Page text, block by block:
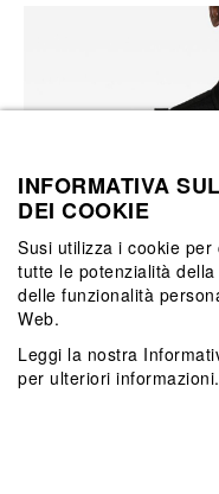
INFORMATIVA
DEI COOKIE
Susi utilizza i cookie
tutte le potenzialità
delle funzionalità
Web.
Leggi la nostra
per ulteriori informazioni.